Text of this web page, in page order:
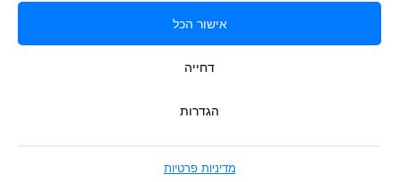
אישור הכל
דחייה
הגדרות
מדיניות פרטיות